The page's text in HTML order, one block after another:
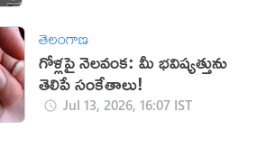
తెలంగాణ
గోళ్లపై నెలవంక: మీ భవిష్యత్తును
తెలిపే సంకేతాలు!
Jul 13, 2026, 16:07 IST